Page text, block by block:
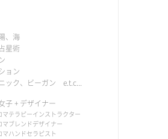
、海
星術
ョン
ック、ビーガン e.t.c...
子+ デザイナー
マテラピーインストラクター
マブレンドデザイナー
マハンドセラピスト